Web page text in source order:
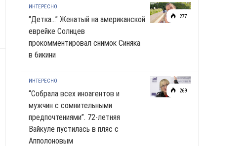
277
ИНТЕРЕСНО
“Детка…” Женатый на американской
еврейке Солнцев
прокомментировал снимок Синяка
в 6икини
269
ИНТЕРЕСНО
“Собрала всех иноагентов и
мужчин с сомнительными
предпочтениями”. 72-летняя
Вайкуле пустилась в пляс с
Апполоновым